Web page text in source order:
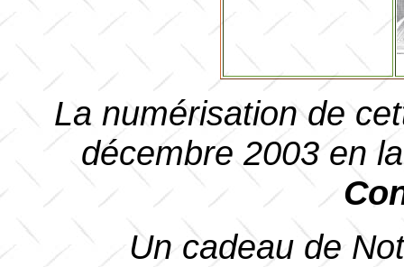
La numérisation de
décembre 2003 en
Un cadeau de